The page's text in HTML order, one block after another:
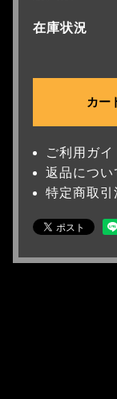
在庫状況
ご利用ガイ
返品につい
特定商取